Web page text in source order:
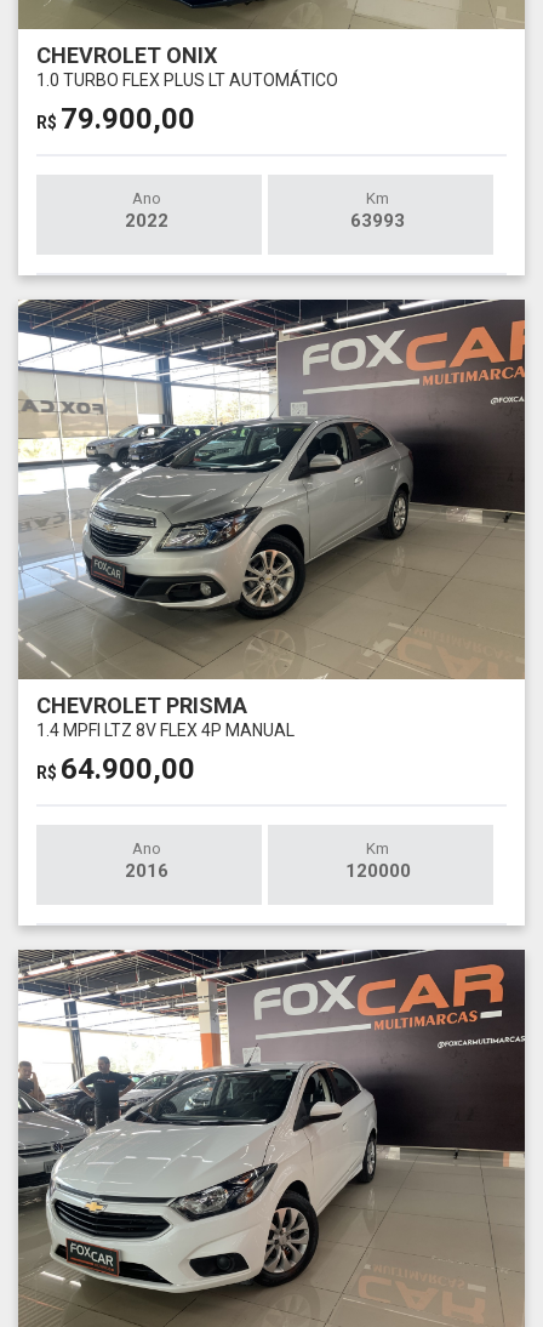
CHEVROLET ONIX
1.0 TURBO FLEX PLUS LT AUTOMÁTICO
R$ 79.900,00
Ano
2022
Km
63993
CHEVROLET PRISMA
1.4 MPFI LTZ 8V FLEX 4P MANUAL
R$ 64.900,00
Ano
2016
Km
120000